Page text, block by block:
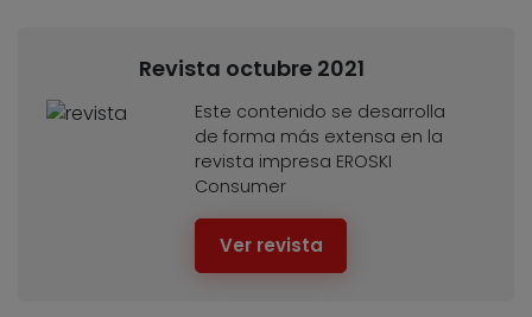
Revista octubre 2021
Este contenido se desarrolla
de forma más extensa en la
revista impresa EROSKI
Consumer
Ver revista